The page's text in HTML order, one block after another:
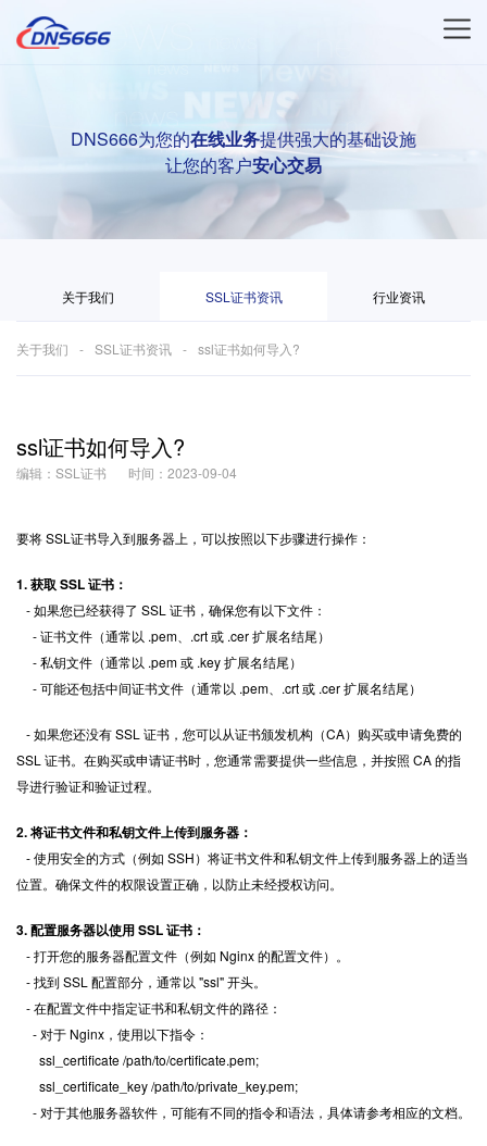
DNS666为您的在线业务提供强大的基础设施
让您的客户安心交易
关于我们 SSL证书资讯 行业资讯
关于我们 SSL证书资讯 ssl证书如何导入?
ssl证书如何导入?
编辑：SSL证书 时间：2023-09-04
要将SSL证书导入到服务器上，可以按照以下步骤进行操作：
1. 获取 SSL 证书：
- 如果您已经获得了 SSL 证书，确保您有以下文件：
- 证书文件（通常以 .pem、.crt 或 .cer 扩展名结尾）
- 私钥文件（通常以 .pem 或 .key 扩展名结尾）
- 可能还包括中间证书文件（通常以 .pem、.crt 或 .cer 扩展名结尾）
- 如果您还没有 SSL 证书，您可以从证书颁发机构（CA）购买或申请免费的
SSL 证书。在购买或申请证书时，您通常需要提供一些信息，并按照 CA 的指
导进行验证和验证过程。
2. 将证书文件和私钥文件上传到服务器：
- 使用安全的方式（例如 SSH）将证书文件和私钥文件上传到服务器上的适当
位置。确保文件的权限设置正确，以防止未经授权访问。
3. 配置服务器以使用 SSL 证书：
- 打开您的服务器配置文件（例如 Nginx 的配置文件）。
- 找到 SSL 配置部分，通常以 "ssl" 开头。
- 在配置文件中指定证书和私钥文件的路径：
- 对于 Nginx，使用以下指令：
ssl_certificate /path/to/certificate.pem;
ssl_certificate_key /path/to/private_key.pem;
- 对于其他服务器软件，可能有不同的指令和语法，具体请参考相应的文档。